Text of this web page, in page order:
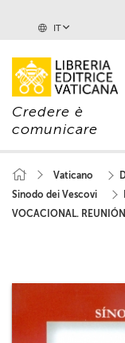
IT
Credere è
comunicare
Vaticano
Sinodo dei Vescovi
VOCACIONAL.